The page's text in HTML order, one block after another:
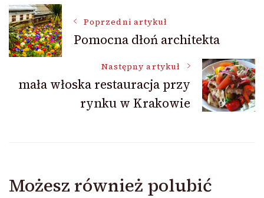
Nawigacja
wpisu
Poprzedni artykuł
Pomocna dłoń architekta
Następny artykuł
mała włoska restauracja przy
rynku w Krakowie
Możesz również polubić